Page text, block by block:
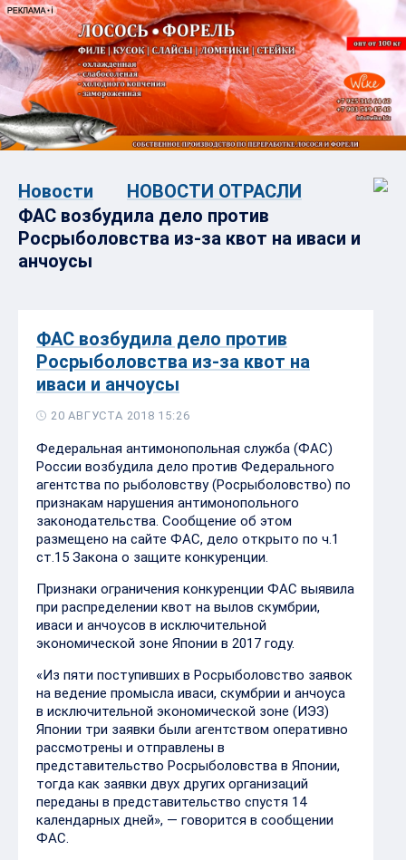
Новости
НОВОСТИ ОТРАСЛИ
ФАС возбудила дело против
Росрыболовства из-за квот на иваси и
анчоусы
ФАС возбудила дело против
Росрыболовства из-за квот на
иваси и анчоусы
20 АВГУСТА 2018 15:26
Федеральная антимонопольная служба (ФАС)
России возбудила дело против Федерального
агентства по рыболовству (Росрыболовство) по
признакам нарушения антимонопольного
законодательства. Сообщение об этом
размещено на сайте ФАС, дело открыто по ч.1
ст.15 Закона о защите конкуренции.
Признаки ограничения конкуренции ФАС выявила
при распределении квот на вылов скумбрии,
иваси и анчоусов в исключительной
экономической зоне Японии в 2017 году.
«Из пяти поступивших в Росрыболовство заявок
на ведение промысла иваси, скумбрии и анчоуса
в исключительной экономической зоне (ИЭЗ)
Японии три заявки были агентством оперативно
рассмотрены и отправлены в
представительство Росрыболовства в Японии,
тогда как заявки двух других организаций
переданы в представительство спустя 14
календарных дней», — говорится в сообщении
ФАС.